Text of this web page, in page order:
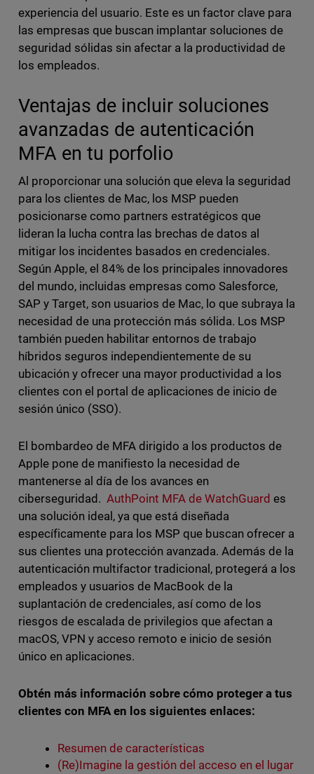
experiencia del usuario. Este es un factor clave para
las empresas que buscan implantar soluciones de
seguridad sólidas sin afectar a la productividad de
los empleados.
Ventajas de incluir soluciones
avanzadas de autenticación
MFA en tu porfolio
Al proporcionar una solución que eleva la seguridad
para los clientes de Mac, los MSP pueden
posicionarse como partners estratégicos que
lideran la lucha contra las brechas de datos al
mitigar los incidentes basados en credenciales.
Según Apple, el 84% de los principales innovadores
del mundo, incluidas empresas como Salesforce,
SAP y Target, son usuarios de Mac, lo que subraya la
necesidad de una protección más sólida. Los MSP
también pueden habilitar entornos de trabajo
híbridos seguros independientemente de su
ubicación y ofrecer una mayor productividad a los
clientes con el portal de aplicaciones de inicio de
sesión único (SSO).
El bombardeo de MFA dirigido a los productos de
Apple pone de manifiesto la necesidad de
mantenerse al día de los avances en
ciberseguridad. AuthPoint MFA de WatchGuard es
una solución ideal, ya que está diseñada
específicamente para los MSP que buscan ofrecer a
sus clientes una protección avanzada. Además de la
autenticación multifactor tradicional, protegerá a los
empleados y usuarios de MacBook de la
suplantación de credenciales, así como de los
riesgos de escalada de privilegios que afectan a
macOS, VPN y acceso remoto e inicio de sesión
único en aplicaciones.
Obtén más información sobre cómo proteger a tus
clientes con MFA en los siguientes enlaces:
Resumen de características
(Re)Imagine la gestión del acceso en el lugar